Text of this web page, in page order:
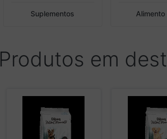
Suplementos Alimento
Produtos em